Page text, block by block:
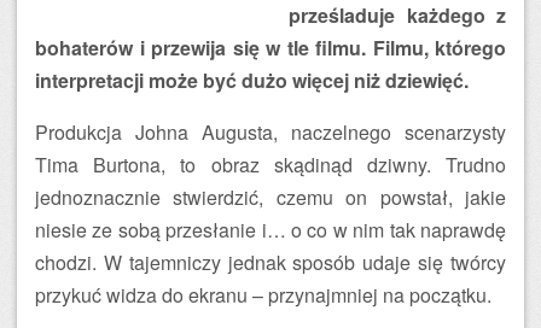
prześladuje każdego z
bohaterów i przewija się w tle filmu. Filmu, którego
interpretacji może być dużo więcej niż dziewięć.
Produkcja Johna Augusta, naczelnego scenarzysty
Tima Burtona, to obraz skądinąd dziwny. Trudno
jednoznacznie stwierdzić, czemu on powstał, jakie
niesie ze sobą przesłanie i… o co w nim tak naprawdę
chodzi. W tajemniczy jednak sposób udaje się twórcy
przykuć widza do ekranu – przynajmniej na początku.